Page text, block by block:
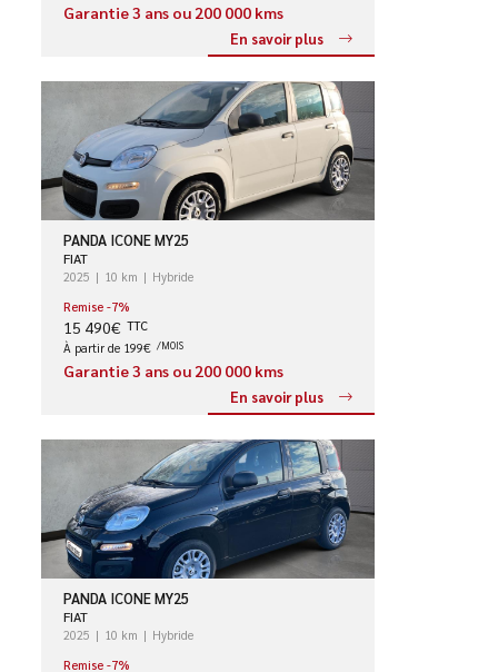
Garantie 3 ans ou 200 000 kms
En savoir plus
PANDA ICONE MY25
FIAT
2025 10 km
Hybride
Remise -7%
15 490€ TTC
À partir de 199€ /MOIS
Garantie 3 ans ou 200 000 kms
En savoir plus
PANDA ICONE MY25
FIAT
2025 10 km
Hybride
Remise -7%